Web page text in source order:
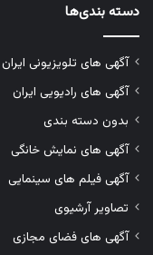
دسته بندی‌ها
آگهی های تلویزیونی ایران
آگهی های رادیویی ایران
بدون دسته بندی
آگهی های نمایش خانگی
آگهی فیلم های سینمایی
تصاویر آرشیوی
آگهی های فضای مجازی